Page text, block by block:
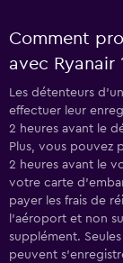
Comment
avec Ryanair​
Les détenteurs
effectuer leur
2 heures avant le
Plus, vous pouvez
2 heures avant le
votre carte
payer les frais de
l’aéroport et non
supplément.
peuvent